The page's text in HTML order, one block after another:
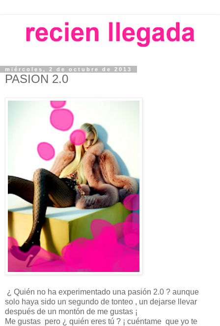
miércoles, 2 de octubre de 2013
PASION 2.0
¿ Quién no ha experimentado una pasión 2.0 ? aunque
solo haya sido un segundo de tonteo , un dejarse llevar
después de un montón de me gustas ¡
Me gustas pero ¿ quién eres tú ? ¡ cuéntame que yo te